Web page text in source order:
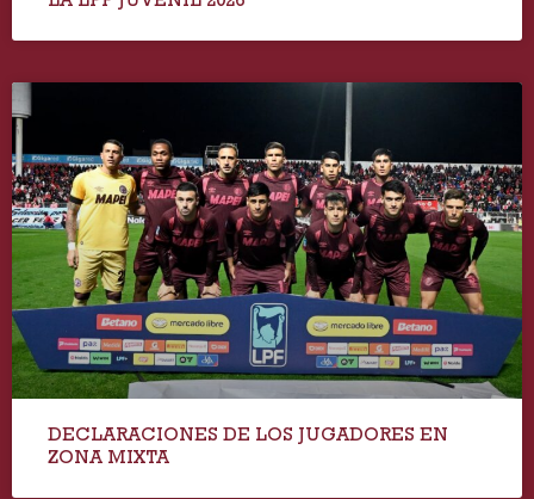
DECLARACIONES DE LOS JUGADORES EN
ZONA MIXTA